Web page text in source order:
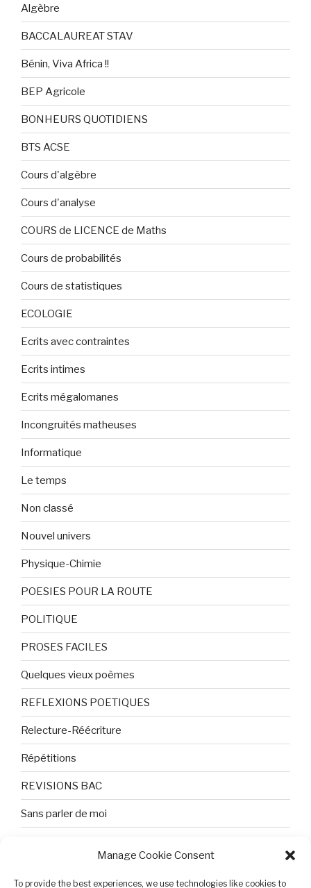
Manage Cookie Consent
To provide the best experiences, we use technologies like cookies to
Algèbre
BACCALAUREAT STAV
Bénin, Viva Africa !!
BEP Agricole
BONHEURS QUOTIDIENS
BTS ACSE
Cours d'algèbre
Cours d'analyse
COURS de LICENCE de Maths
Cours de probabilités
Cours de statistiques
ECOLOGIE
Ecrits avec contraintes
Ecrits intimes
Ecrits mégalomanes
Incongruités matheuses
Informatique
Le temps
Non classé
Nouvel univers
Physique-Chimie
POESIES POUR LA ROUTE
POLITIQUE
PROSES FACILES
Quelques vieux poèmes
REFLEXIONS POETIQUES
Relecture-Réécriture
Répétitions
REVISIONS BAC
Sans parler de moi